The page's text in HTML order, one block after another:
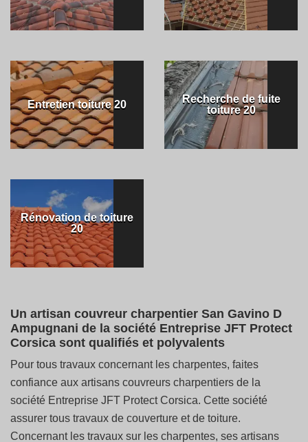
Entretien toiture 20
Recherche de fuite
toiture 20
Rénovation de toiture
20
Un artisan couvreur charpentier San Gavino D
Ampugnani de la société Entreprise JFT Protect
Corsica sont qualifiés et polyvalents
Pour tous travaux concernant les charpentes, faites
confiance aux artisans couvreurs charpentiers de la
société Entreprise JFT Protect Corsica. Cette société
assurer tous travaux de couverture et de toiture.
Concernant les travaux sur les charpentes, ses artisans